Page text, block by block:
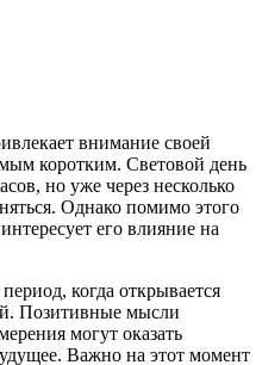
внимание своей
коротким. Световой день
но уже через несколько
Однако помимо этого
его влияние на
когда открывается
Позитивные мысли
могут оказать
Важно на этот момент